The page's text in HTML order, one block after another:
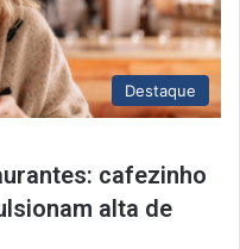
Destaque
cafezinho
alta de